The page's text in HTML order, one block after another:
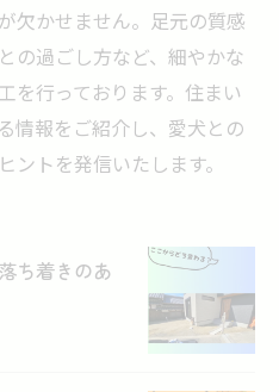
欠かせません。足元の質感
の過ごし方など、細やかな
を行っております。住まい
情報をご紹介し、愛犬との
トを発信いたします。
ち着きのあ